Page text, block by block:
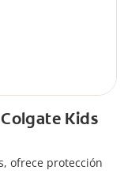
Kids
ofrece protección